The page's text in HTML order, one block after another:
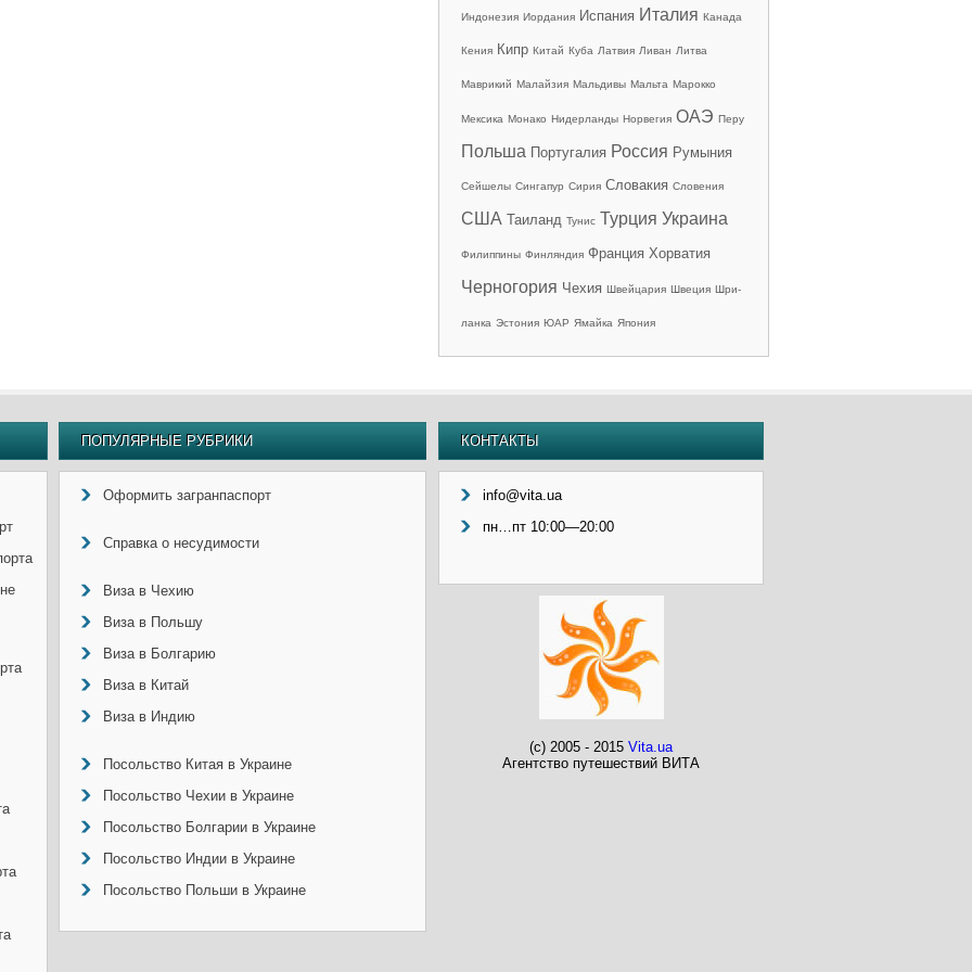
Индонезия Иордания Испания Италия Канада
Кения Кипр Китай Куба Латвия Ливан Литва
Маврикий Малайзия Мальдивы Мальта Марокко
Мексика Монако Нидерланды Норвегия ОАЭ Перу
Польша Португалия Россия Румыния
Сейшелы Сингапур Сирия Словакия Словения
США Таиланд Тунис Турция Украина
Филиппины Финляндия Франция Хорватия
Черногория Чехия Швейцария Швеция Шри-
ланка Эстония ЮАР Ямайка Япония
ПОПУЛЯРНЫЕ РУБРИКИ
Оформить загранпаспорт
Справка о несудимости
Виза в Чехию
Виза в Польшу
Виза в Болгарию
Виза в Китай
Виза в Индию
Посольство Китая в Украине
Посольство Чехии в Украине
Посольство Болгарии в Украине
Посольство Индии в Украине
Посольство Польши в Украине
КОНТАКТЫ
info@vita.ua
пн…пт 10:00—20:00
(c) 2005 - 2015 Vita.ua
Агентство путешествий ВИТА